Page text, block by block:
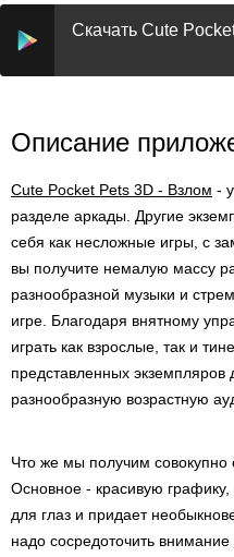
Скачать Cute
Описание
Cute Pocket Pets 3D - Взлом -
разделе аркады. Другие
себя как несложные игры, с
вы получите немалую массу
разнообразной музыки и
игре. Благодаря внятному
играть как взрослые, так и
представленных экземпляров
разнообразную возрастную
Что же мы получим совокупно
Основное - красивую
для глаз и придает
надо сосредоточить